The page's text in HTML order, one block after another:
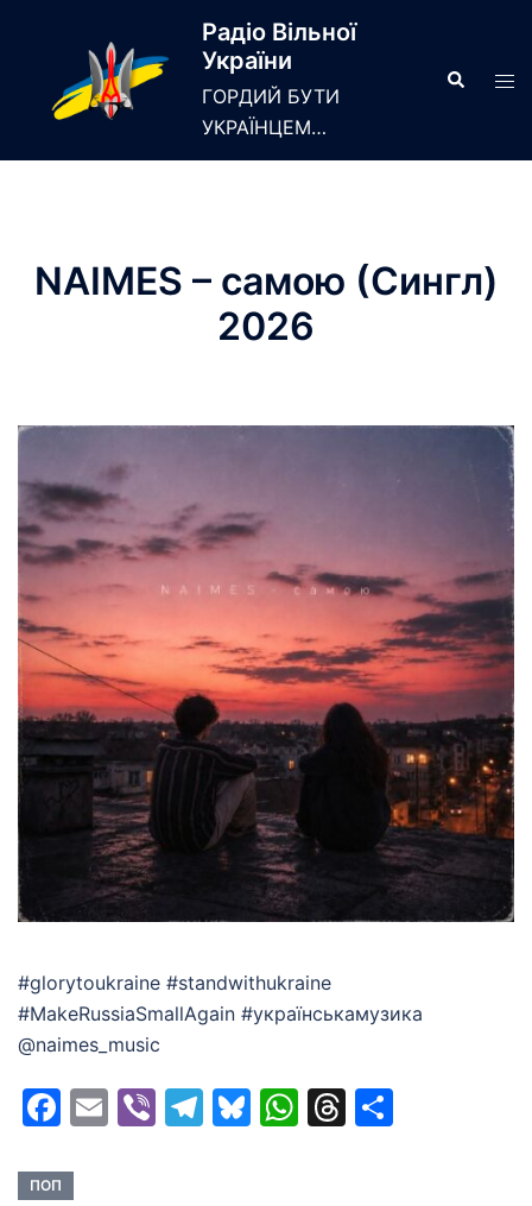
Радіо Вільної
України
ГОРДИЙ БУТИ
УКРАЇНЦЕМ…
Search
NAIMES – самою (Сингл)
2026
#glorytoukraine #standwithukraine
#MakeRussiaSmallAgain #українськамузика
@naimes_music
Facebook
EmailViberTelegram
Bluesky
WhatsApp
Threads
ПОП